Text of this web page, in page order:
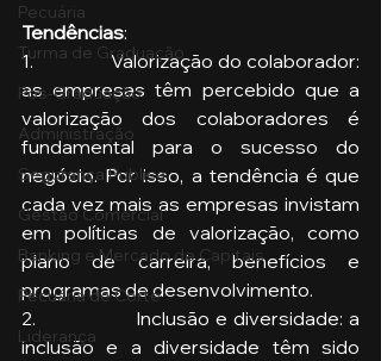
Pecuária
Turma de Graduação
Pós-Graduação
Administração
Segurança Publica
Gestão Comercial
Banking e Mercado de Capitais
Pecuária de Corte
Liderança
Tendências:
1.                 Valorização do colaborador:
as empresas têm percebido que a
valorização dos colaboradores é
fundamental para o sucesso do
negócio. Por isso, a tendência é que
cada vez mais as empresas invistam
em políticas de valorização, como
plano de carreira, benefícios e
programas de desenvolvimento.
2.                 Inclusão e diversidade: a
inclusão e a diversidade têm sido